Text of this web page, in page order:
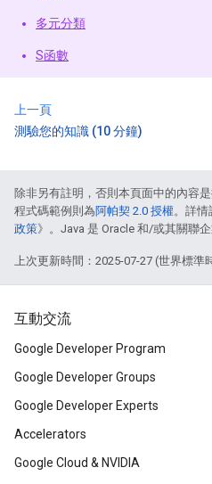
多元分類
S函數
上一頁
測驗您的知識 (10 分鐘)
除非另有註明，否則本頁面中的內容是
程式碼範例則為阿帕契 2.0 授權。詳情
政策》。Java 是 Oracle 和/或其關聯企
上次更新時間：2025-07-27 (世界標準
互動交流
Google Developer Program
Google Developer Groups
Google Developer Experts
Accelerators
Google Cloud & NVIDIA